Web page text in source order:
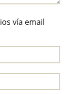
vía email